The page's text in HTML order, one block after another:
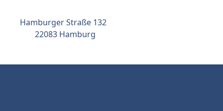
Hamburger Straße 132
22083 Hamburg